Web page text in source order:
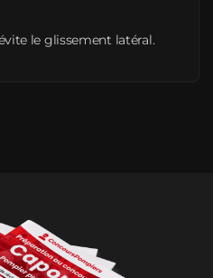
le glissement latéral.